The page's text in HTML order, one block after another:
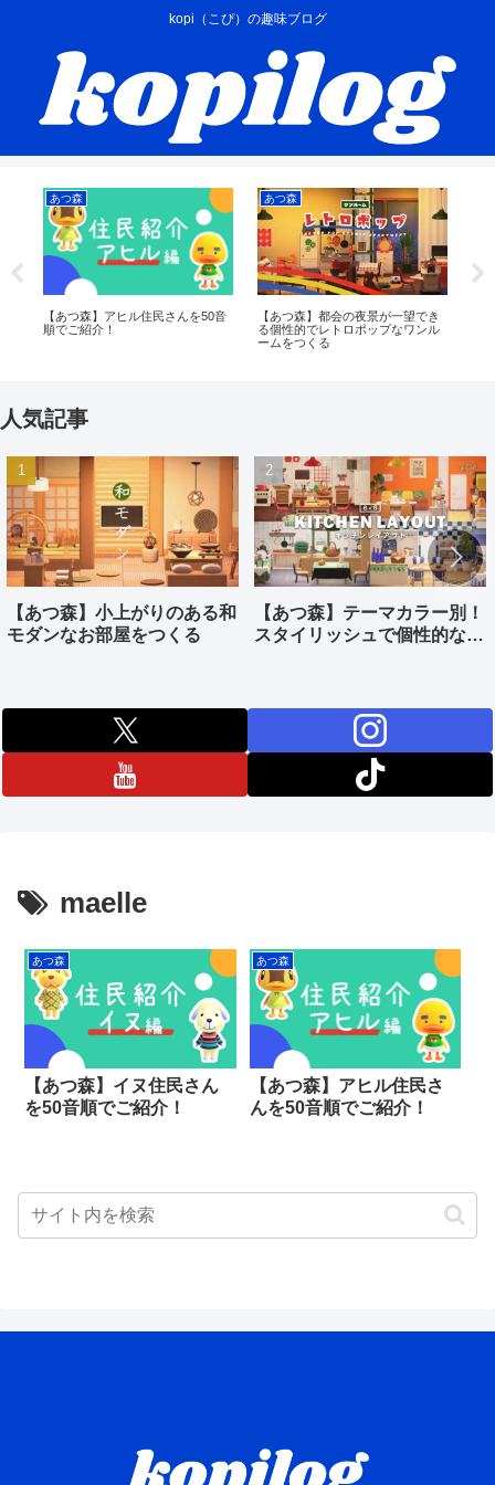
kopi（こぴ）の趣味ブログ
あつ森
【あつ森】アヒル住民さんを50音
順でご紹介！
あつ森
【あつ森】都会の夜景が一望でき
る個性的でレトロポップなワンル
ームをつくる
人気記事
【あつ森】小上がりのある和
モダンなお部屋をつくる
【あつ森】テーマカラー別！
スタイリッシュで個性的なキ
maelle
あつ森
【あつ森】イヌ住民さん
を50音順でご紹介！
あつ森
【あつ森】アヒル住民さ
んを50音順でご紹介！